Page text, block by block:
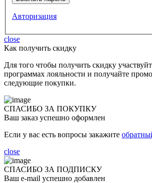
Авторизация
close
Как получить скидку
Для того чтобы получить скидку
программах лояльности и получайте
следующие покупки.
СПАСИБО ЗА ПОКУПКУ
Ваш заказ успешно оформлен
Если у вас есть вопросы закажите
close
СПАСИБО ЗА ПОДПИСКУ
Ваш e-mail успешно добавлен